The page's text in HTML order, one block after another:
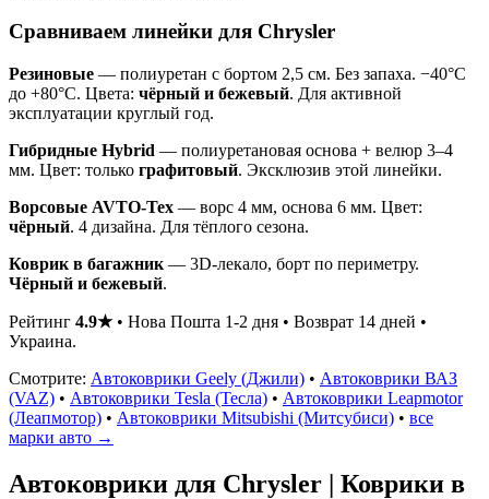
Сравниваем линейки для Chrysler
Резиновые — полиуретан с бортом 2,5 см. Без запаха. −40°C
до +80°C. Цвета: чёрный и бежевый. Для активной
эксплуатации круглый год.
Гибридные Hybrid — полиуретановая основа + велюр 3–4
мм. Цвет: только графитовый. Эксклюзив этой линейки.
Ворсовые AVTO-Tex — ворс 4 мм, основа 6 мм. Цвет:
чёрный. 4 дизайна. Для тёплого сезона.
Коврик в багажник — 3D-лекало, борт по периметру.
Чёрный и бежевый.
Рейтинг 4.9★• Нова Пошта 1-2 дня • Возврат 14 дней •
Украина.
Смотрите: Автоковрики Geely (Джили) • Автоковрики ВАЗ
(VAZ) • Автоковрики Tesla (Тесла) • Автоковрики Leapmotor
(Леапмотор) • Автоковрики Mitsubishi (Митсубиси) • все
марки авто →
Автоковрики для Chrysler | Коврики в